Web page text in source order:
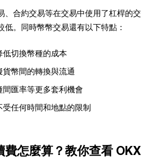
、合約交易等在交易中使用了杠桿的交
低。同時幣幣交易還有以下特點：
低切換幣種的成本
幣間的轉換與流通
匯率等更多套利機會
受任何時間和地點的限制
費怎麼算？教你查看 OKX